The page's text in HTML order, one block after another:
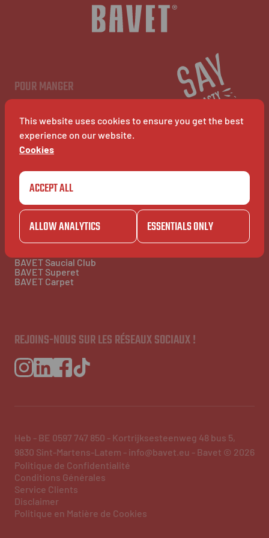
This website uses cookies to ensure you get the best
experience on our website.
Cookies
ACCEPT ALL
ALLOW ANALYTICS ESSENTIALS ONLY
POUR MANGER
Menu
BAVET Kiosk
BAVET Rollet
BAVET Bucket
POUR S'AMUSER
Community
BAVET Kadet
BAVET Camionet
BAVET Bicyclet
BAVET Saucial Club
BAVET Superet
BAVET Carpet
À Propos
Jobs
FAQ's
Contact
REJOINS-NOUS SUR LES RÉSEAUX SOCIAUX !
Heb - BE 0597 747 850 - Kortrijksesteenweg 48 bus 5,
9830 Sint-Martens-Latem - info@bavet.eu - Bavet © 2026
Politique de Confidentialité
Conditions Générales
Service Clients
Disclaimer
Politique en Matière de Cookies